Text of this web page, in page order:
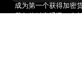
成为第一个获得加密
我们的时事通讯。全